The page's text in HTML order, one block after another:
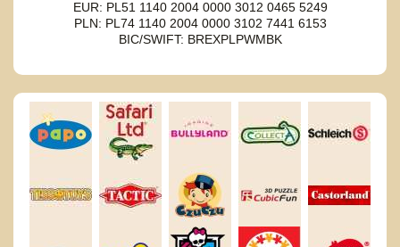
EUR: PL51 1140 2004 0000 3012 0465 5249
PLN: PL74 1140 2004 0000 3102 7441 6153
BIC/SWIFT: BREXPLPWMBK